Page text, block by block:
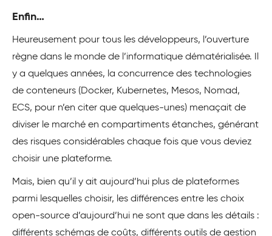
Enfin…
Heureusement pour tous les développeurs, l’ouverture
règne dans le monde de l’informatique dématérialisée. Il
y a quelques années, la concurrence des technologies
de conteneurs (Docker, Kubernetes, Mesos, Nomad,
ECS, pour n’en citer que quelques-unes) menaçait de
diviser le marché en compartiments étanches, générant
des risques considérables chaque fois que vous deviez
choisir une plateforme.
Mais, bien qu’il y ait aujourd’hui plus de plateformes
parmi lesquelles choisir, les différences entre les choix
open-source d’aujourd’hui ne sont que dans les détails :
différents schémas de coûts, différents outils de gestion